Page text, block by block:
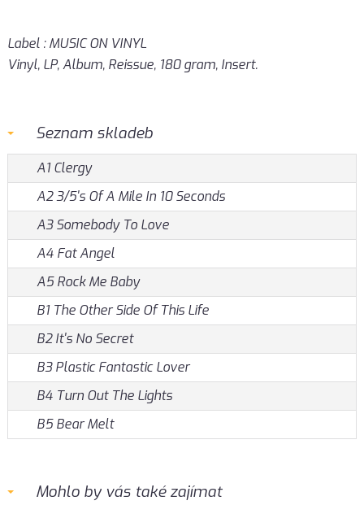
Label : MUSIC ON VINYL
Vinyl, LP, Album, Reissue, 180 gram, Insert.
Seznam skladeb
A1 Clergy
A2 3/5's Of A Mile In 10 Seconds
A3 Somebody To Love
A4 Fat Angel
A5 Rock Me Baby
B1 The Other Side Of This Life
B2 It's No Secret
B3 Plastic Fantastic Lover
B4 Turn Out The Lights
B5 Bear Melt
Mohlo by vás také zajímat